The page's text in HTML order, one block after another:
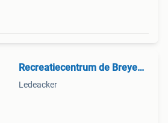
Recreatiecentrum de Breyenburg
Ledeacker